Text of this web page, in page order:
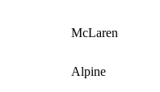
McLaren
Alpine